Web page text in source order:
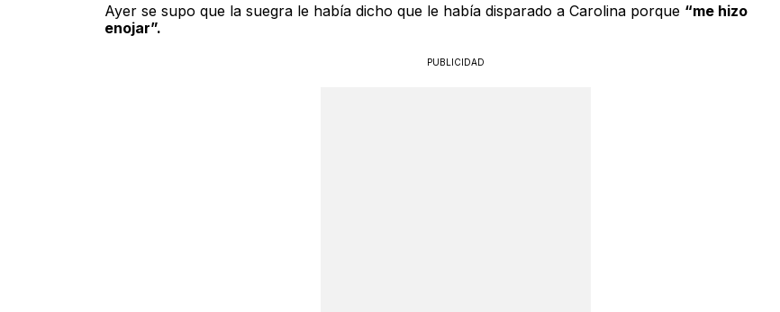
Ayer se supo que la suegra le había dicho que le había disparado a Carolina porque “me hizo
enojar”.
PUBLICIDAD